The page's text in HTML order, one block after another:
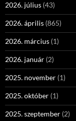
2026. július (43)
2026. április (865)
2026. március (1)
2026. január (2)
2025. november (1)
2025. október (1)
2025. szeptember (2)